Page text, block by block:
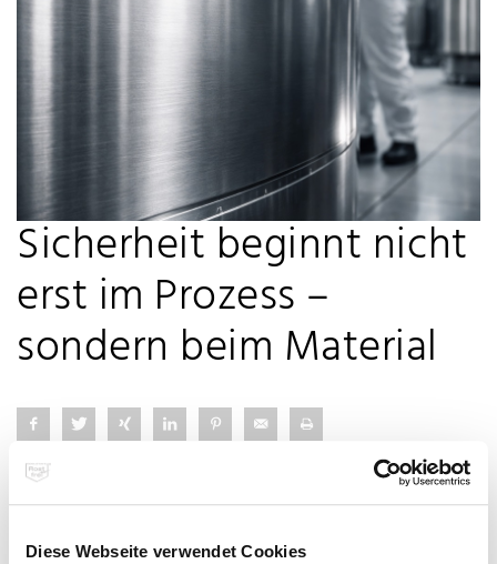
Diese Webseite verwendet Cookies
Sicherheit beginnt nicht
erst im Prozess –
sondern beim Material
Ein oft unterschätzter Faktor: Werkstoffe, die auch unter
anspruchsvollen Bedingungen zuverlässig funktionieren. Gerade in
sensiblen Bereichen entscheidet die Materialwahl über